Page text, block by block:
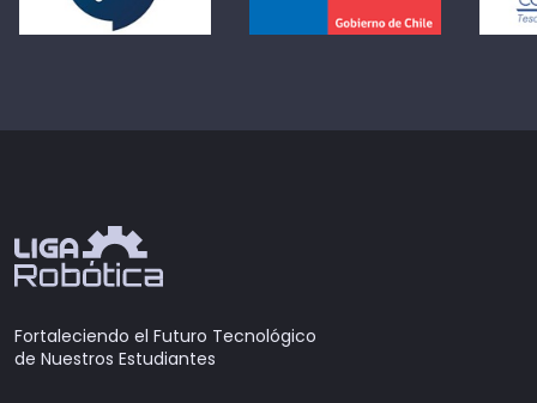
Fortaleciendo el Futuro Tecnológico
de Nuestros Estudiantes